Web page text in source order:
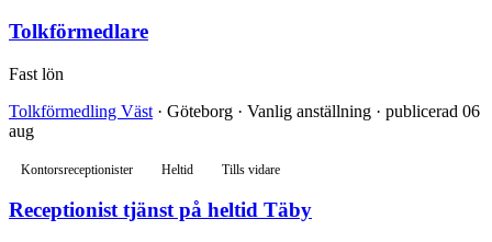
Tolkförmedlare
Fast lön
Tolkförmedling Väst · Göteborg · Vanlig anställning · publicerad 06
aug
Kontorsreceptionister Heltid Tills vidare
Receptionist tjänst på heltid Täby